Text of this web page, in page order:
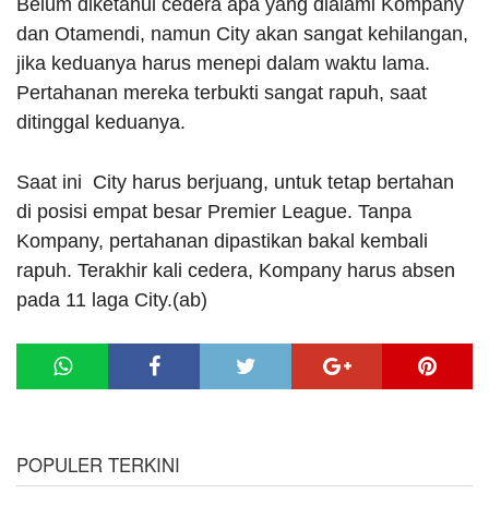
dan Otamendi, namun City akan sangat kehilangan,
jika keduanya harus menepi dalam waktu lama.
Pertahanan mereka terbukti sangat rapuh, saat
ditinggal keduanya.
Saat ini City harus berjuang, untuk tetap bertahan
di posisi empat besar Premier League. Tanpa
Kompany, pertahanan dipastikan bakal kembali
rapuh. Terakhir kali cedera, Kompany harus absen
pada 11 laga City.(ab)
POPULER TERKINI